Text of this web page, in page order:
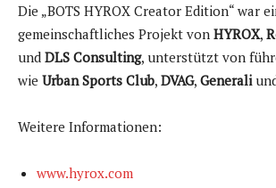
Die „BOTS HYROX Creator Edition“ war
gemeinschaftliches Projekt von HYROX,
und DLS Consulting, unterstützt von
wie Urban Sports Club, DVAG, Generali
Weitere Informationen:
www.hyrox.com